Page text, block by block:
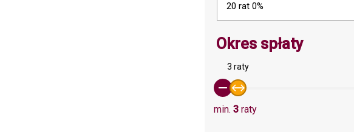
20 rat 0%
Okres spłaty
3 raty
min. 3 raty